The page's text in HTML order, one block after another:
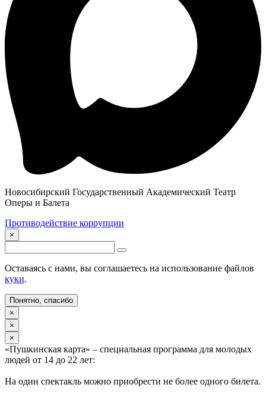
Новосибирский Государственный Академический Театр
Оперы и Балета
Противодействие коррупции
×
Оставаясь с нами, вы соглашаетесь на использование файлов
куки.
Понятно, спасибо
×
×
×
«Пушкинская карта» – специальная программа для молодых
людей от 14 до 22 лет:
На один спектакль можно приобрести не более одного билета.